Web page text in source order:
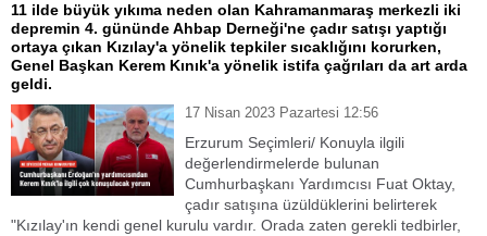
11 ilde büyük yıkıma neden olan Kahramanmaraş merkezli iki
depremin 4. gününde Ahbap Derneği'ne çadır satışı yaptığı
ortaya çıkan Kızılay'a yönelik tepkiler sıcaklığını korurken,
Genel Başkan Kerem Kınık'a yönelik istifa çağrıları da art arda
geldi.
17 Nisan 2023 Pazartesi 12:56
Erzurum Seçimleri/ Konuyla ilgili
değerlendirmelerde bulunan
Cumhurbaşkanı Yardımcısı Fuat Oktay,
çadır satışına üzüldüklerini belirterek
"Kızılay'ın kendi genel kurulu vardır. Orada zaten gerekli tedbirler,